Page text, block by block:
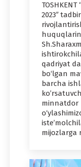
TOSHKENT
2023″
qadriyat
bo‘lgan
barcha
minnatdor
mijozlarga